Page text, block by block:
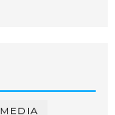
MEDIA